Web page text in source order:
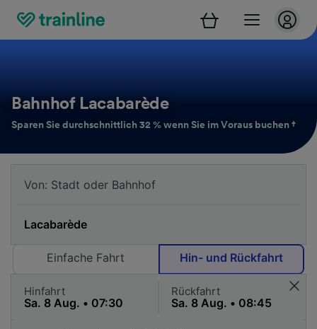
Bahnhof Lacabarède
Sparen Sie durchschnittlich 32 % wenn Sie im Voraus buchen †
Einfache Fahrt Hin- und Rückfahrt
Hinfahrt Rückfahrt